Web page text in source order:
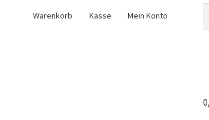
Warenkorb Kasse Mein Konto